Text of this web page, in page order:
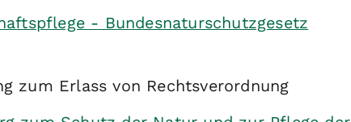
- Bundesnaturschutzgesetz
zum Erlass von Rechtsverordnung